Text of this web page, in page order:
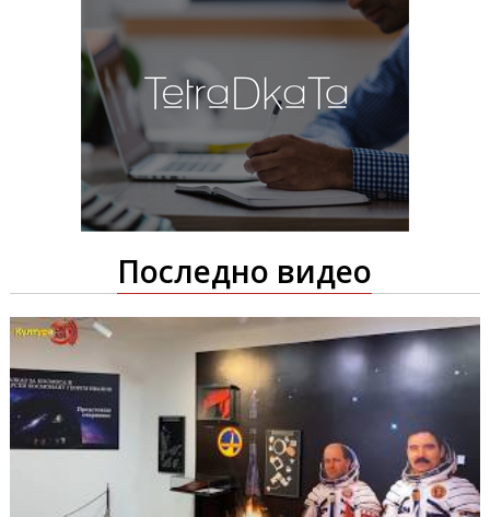
Последно видео